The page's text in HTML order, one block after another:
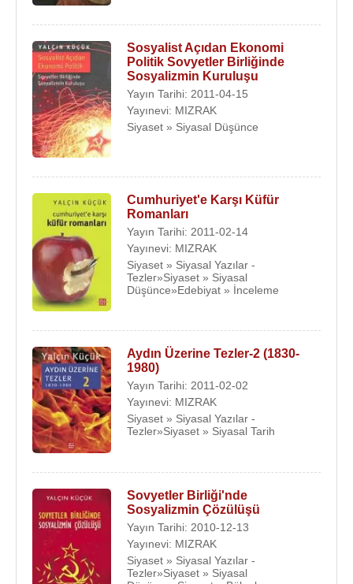
Sosyalist Açıdan Ekonomi
Politik Sovyetler Birliğinde
Sosyalizmin Kuruluşu
Yayın Tarihi: 2011-04-15
Yayınevi: MIZRAK
Siyaset » Siyasal Düşünce
Cumhuriyet'e Karşı Küfür
Romanları
Yayın Tarihi: 2011-02-14
Yayınevi: MIZRAK
Siyaset » Siyasal Yazılar -
Tezler»Siyaset » Siyasal
Düşünce»Edebiyat » İnceleme
Aydın Üzerine Tezler-2 (1830-
1980)
Yayın Tarihi: 2011-02-02
Yayınevi: MIZRAK
Siyaset » Siyasal Yazılar -
Tezler»Siyaset » Siyasal Tarih
Sovyetler Birliği'nde
Sosyalizmin Çözülüşü
Yayın Tarihi: 2010-12-13
Yayınevi: MIZRAK
Siyaset » Siyasal Yazılar -
Tezler»Siyaset » Siyasal